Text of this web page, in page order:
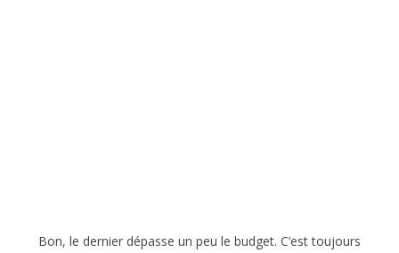
Bon, le dernier dépasse un peu le budget. C’est toujours